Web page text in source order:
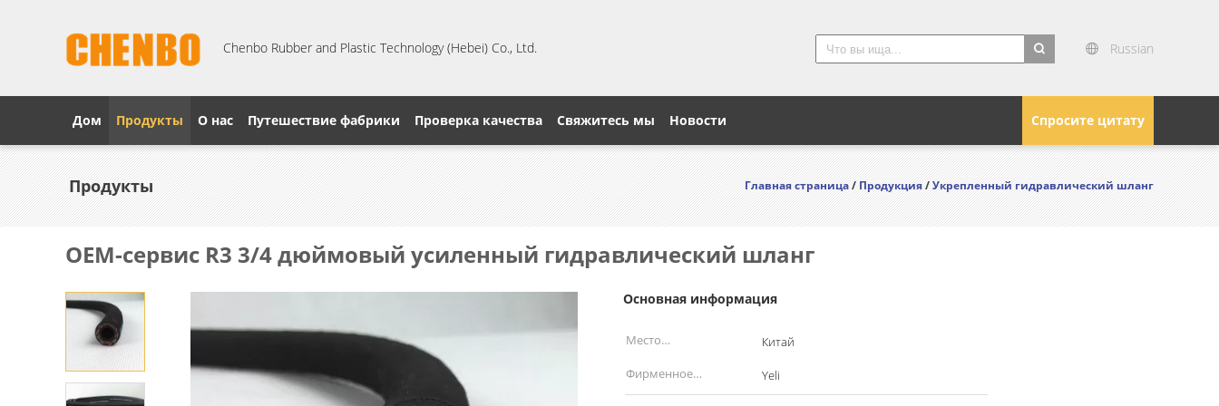
Chenbo Rubber and Plastic Technology (Hebei) Co., Ltd.
Russian
Спросите цитату
Дом Продукты О нас Путешествие фабрики Проверка качества Свяжитесь мы Новости
Продукты Главная страница/Продукция/Укрепленный гидравлический шланг
OEM-сервис R3 3/4 дюймовый усиленный гидравлический шланг
Основная информация
Место
происхождения:
Китай
Фирменное
наименование:
Yeli